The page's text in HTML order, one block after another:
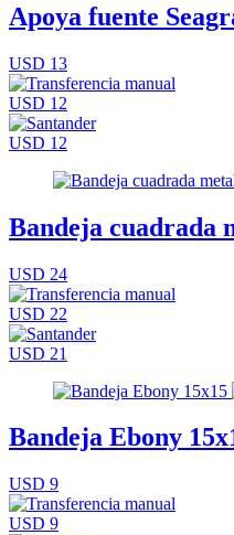
Apoya fuente
USD 13
USD 12
USD 12
Bandeja cuadrada
USD 24
USD 22
USD 21
Bandeja Ebony
USD 9
USD 9